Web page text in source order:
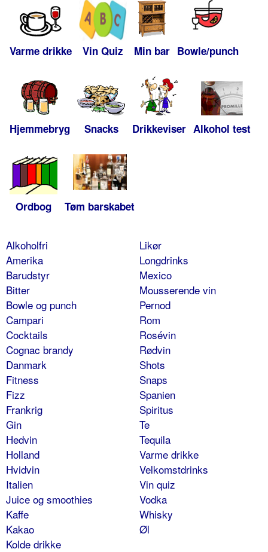
Varme drikke Vin Quiz Min bar Bowle/punch
Hjemmebryg Snacks Drikkeviser Alkohol test
Ordbog Tøm barskabet
Alkoholfri
Amerika
Barudstyr
Bitter
Bowle og punch
Campari
Cocktails
Cognac brandy
Danmark
Fitness
Fizz
Frankrig
Gin
Hedvin
Holland
Hvidvin
Italien
Juice og smoothies
Kaffe
Kakao
Kolde drikke
Likør
Longdrinks
Mexico
Mousserende vin
Pernod
Rom
Rosévin
Rødvin
Shots
Snaps
Spanien
Spiritus
Te
Tequila
Varme drikke
Velkomstdrinks
Vin quiz
Vodka
Whisky
Øl